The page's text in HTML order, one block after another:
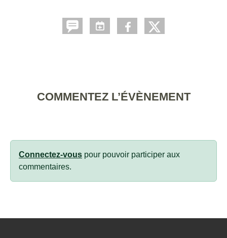
COMMENTEZ L’ÉVÈNEMENT
Connectez-vous pour pouvoir participer aux
commentaires.